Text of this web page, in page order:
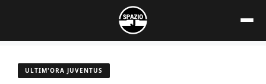
contenuto
ULTIM'ORA JUVENTUS